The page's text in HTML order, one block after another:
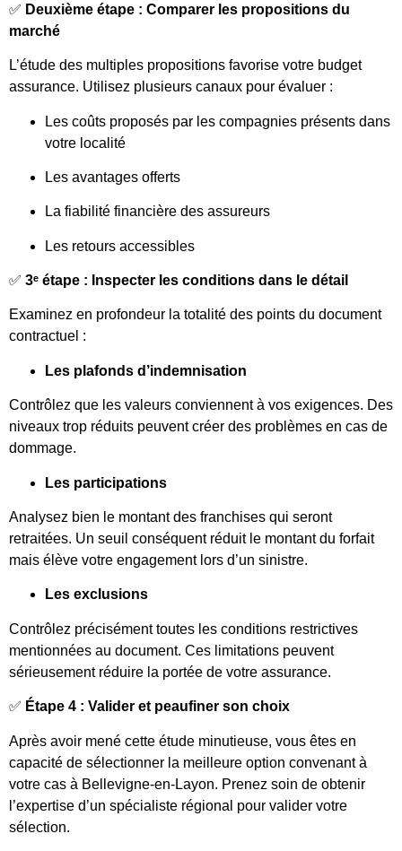
✅ Deuxième étape : Comparer les propositions du
marché
L’étude des multiples propositions favorise votre budget
assurance. Utilisez plusieurs canaux pour évaluer :
Les coûts proposés par les compagnies présents dans
votre localité
Les avantages offerts
La fiabilité financière des assureurs
Les retours accessibles
✅ 3ᵉ étape : Inspecter les conditions dans le détail
Examinez en profondeur la totalité des points du document
contractuel :
Les plafonds d’indemnisation
Contrôlez que les valeurs conviennent à vos exigences. Des
niveaux trop réduits peuvent créer des problèmes en cas de
dommage.
Les participations
Analysez bien le montant des franchises qui seront
retraitées. Un seuil conséquent réduit le montant du forfait
mais élève votre engagement lors d’un sinistre.
Les exclusions
Contrôlez précisément toutes les conditions restrictives
mentionnées au document. Ces limitations peuvent
sérieusement réduire la portée de votre assurance.
✅ Étape 4 : Valider et peaufiner son choix
Après avoir mené cette étude minutieuse, vous êtes en
capacité de sélectionner la meilleure option convenant à
votre cas à Bellevigne-en-Layon. Prenez soin de obtenir
l’expertise d’un spécialiste régional pour valider votre
sélection.